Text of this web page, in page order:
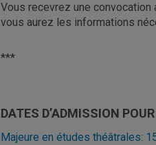
Vous recevrez une convocation
vous aurez les informations
***
DATES D’ADMISSION
Majeure en études théâtrales: